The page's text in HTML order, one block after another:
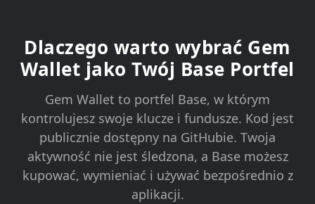
Dlaczego warto wybrać Gem
Wallet jako Twój Base Portfel
Gem Wallet to portfel Base, w którym
kontrolujesz swoje klucze i fundusze. Kod jest
publicznie dostępny na GitHubie. Twoja
aktywność nie jest śledzona, a Base możesz
kupować, wymieniać i używać bezpośrednio z
aplikacji.